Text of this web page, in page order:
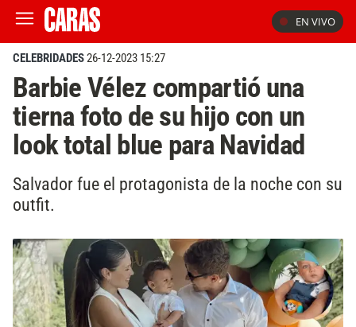
EN VIVO
CELEBRIDADES26-12-2023 15:27
Barbie Vélez compartió una
tierna foto de su hijo con un
look total blue para Navidad
Salvador fue el protagonista de la noche con su
outfit.